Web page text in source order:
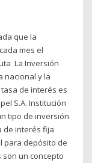
que la
mes el
La Inversión
nacional y la
de interés es
S.A. Institución
tipo de inversión
de interés fija
para depósito de
son un concepto